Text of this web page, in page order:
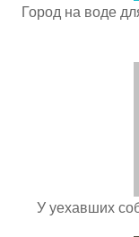
Город на воде
У уехавших